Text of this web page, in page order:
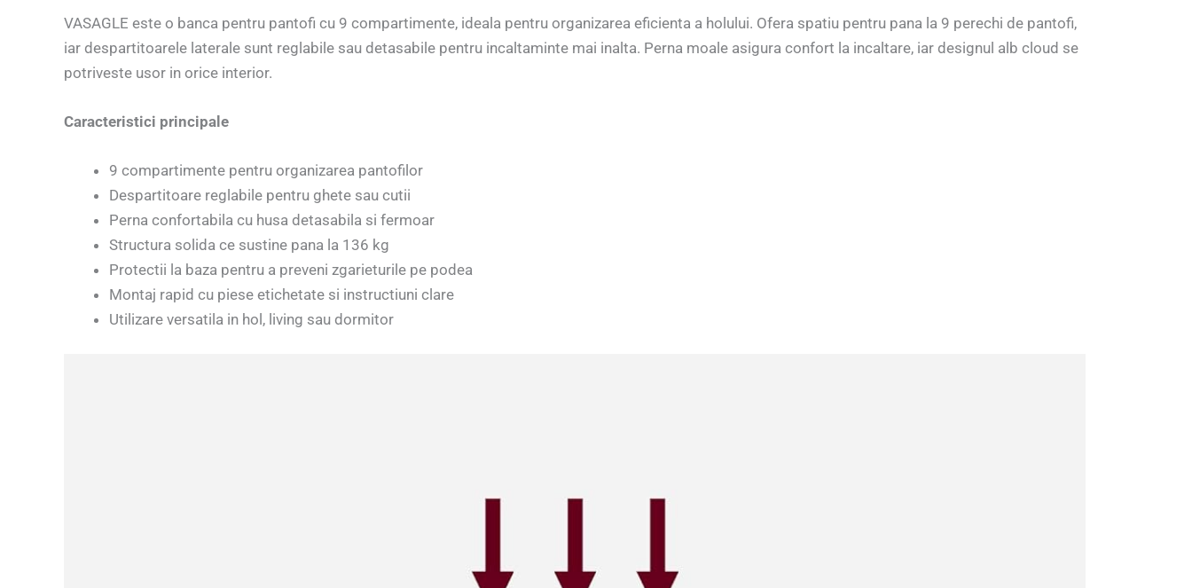
VASAGLE este o banca pentru pantofi cu 9 compartimente, ideala pentru organizarea eficienta a holului. Ofera spatiu pentru pana la 9 perechi de pantofi,
iar despartitoarele laterale sunt reglabile sau detasabile pentru incaltaminte mai inalta. Perna moale asigura confort la incaltare, iar designul alb cloud se
potriveste usor in orice interior.
Caracteristici principale
9 compartimente pentru organizarea pantofilor
Despartitoare reglabile pentru ghete sau cutii
Perna confortabila cu husa detasabila si fermoar
Structura solida ce sustine pana la 136 kg
Protectii la baza pentru a preveni zgarieturile pe podea
Montaj rapid cu piese etichetate si instructiuni clare
Utilizare versatila in hol, living sau dormitor